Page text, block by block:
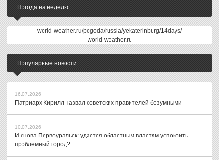
Погода на неделю
world-weather.ru/pogoda/russia/yekaterinburg/14days/
world-weather.ru
Популярные новости
16.07.2026
Патриарх Кирилл назвал советских правителей безумными
10.07.2026
И снова Первоуральск: удастся областным властям успокоить
проблемный город?